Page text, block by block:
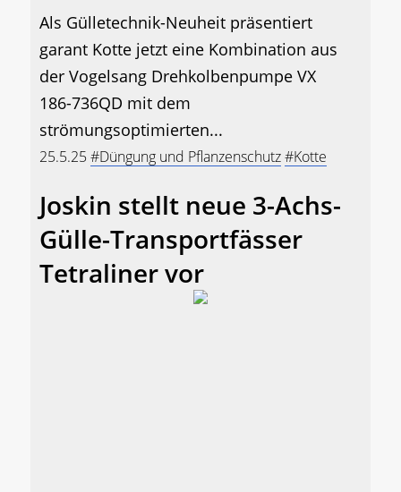
Als Gülletechnik-Neuheit präsentiert
garant Kotte jetzt eine Kombination aus
der Vogelsang Drehkolbenpumpe VX
186-736QD mit dem
strömungsoptimierten...
25.5.25#Düngung und Pflanzenschutz#Kotte
Joskin stellt neue 3-Achs-
Gülle-Transportfässer
Tetraliner vor